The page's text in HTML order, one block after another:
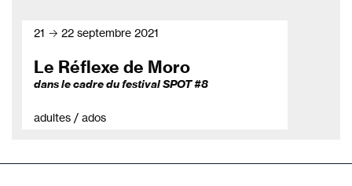
21 → 22 septembre 2021
Le Réflexe de Moro
dans le cadre du festival SPOT #8
adultes / ados